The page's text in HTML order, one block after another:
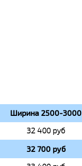
Ширина 2500-3000
32 400 руб
32 700 руб